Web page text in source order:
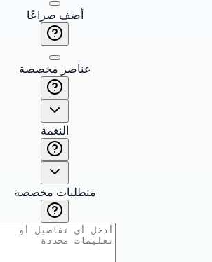
أضف صراعًا
عناصر مخصصة
النغمة
متطلبات مخصصة